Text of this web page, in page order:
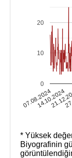
07.08.2024
14.10.2024
0
10
20
* Yüksek
Biyografinin